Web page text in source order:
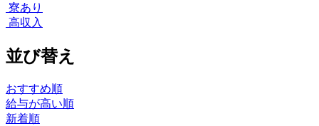
寮あり
高収入
並び替え
おすすめ順
給与が高い順
新着順